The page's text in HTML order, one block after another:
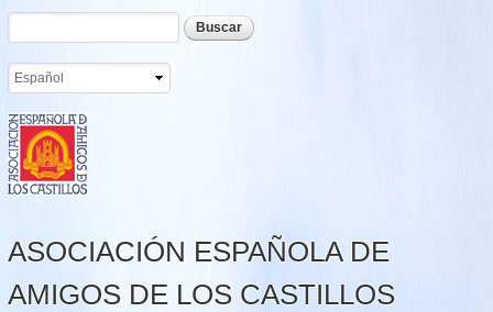
Pasar al
contenido
Formulario de búsqueda
Buscar
ASOCIACIÓN ESPAÑOLA DE
AMIGOS DE LOS CASTILLOS